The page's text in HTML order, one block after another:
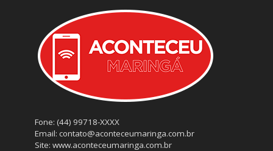
Fone: (44) 99718-XXXX
Email: contato@aconteceumaringa.com.br
Site: www.aconteceumaringa.com.br